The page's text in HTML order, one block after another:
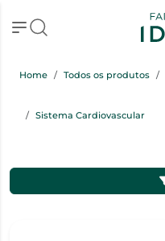
Home Todos os produtos
Sistema Cardiovascular